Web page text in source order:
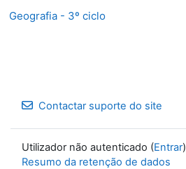
Geografia - 3º ciclo
Contactar suporte do site
Utilizador não autenticado (Entrar)
Resumo da retenção de dados